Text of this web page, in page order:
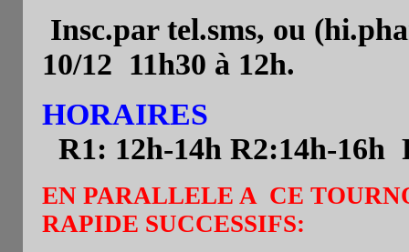
Insc.par tel.sms, ou
10/12 11h30 à 12h.
HORAIRES
R1: 12h-14h R2:14h-16h
EN PARALLELE A CE
RAPIDE SUCCESSIFS: